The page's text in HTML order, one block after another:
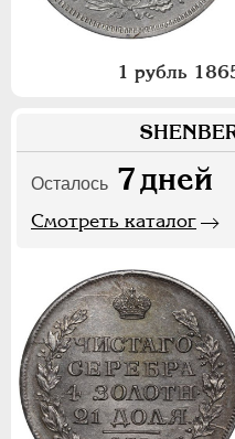
1 рубль
Осталось 7дней
Смотреть каталог